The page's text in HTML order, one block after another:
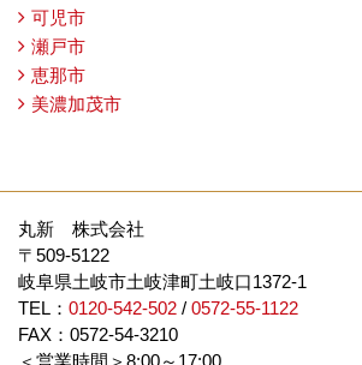
可児市
瀬戸市
恵那市
美濃加茂市
丸新 株式会社
〒509-5122
岐阜県土岐市土岐津町土岐口1372-1
TEL： 0120-542-502 / 0572-55-1122
FAX：0572-54-3210
＜営業時間＞8:00～17:00